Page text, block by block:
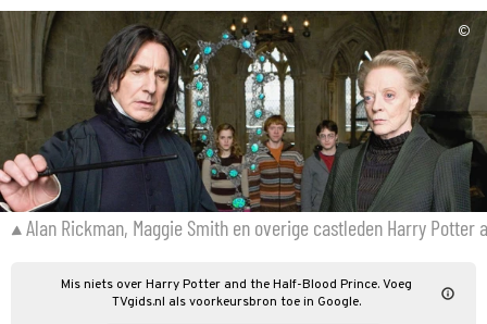
©
Alan Rickman, Maggie Smith en overige castleden Harry Potter
Mis niets over Harry Potter and the Half-Blood Prince. Voeg
TVgids.nl als voorkeursbron toe in Google.